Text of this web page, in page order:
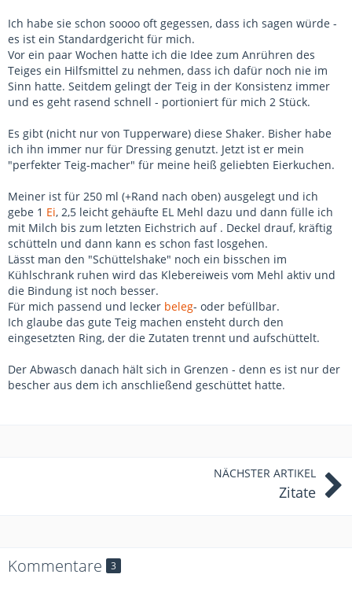
Ich habe sie schon soooo oft gegessen, dass ich sagen würde -
es ist ein Standardgericht für mich.
Vor ein paar Wochen hatte ich die Idee zum Anrühren des
Teiges ein Hilfsmittel zu nehmen, dass ich dafür noch nie im
Sinn hatte. Seitdem gelingt der Teig in der Konsistenz immer
und es geht rasend schnell - portioniert für mich 2 Stück.
Es gibt (nicht nur von Tupperware) diese Shaker. Bisher habe
ich ihn immer nur für Dressing genutzt. Jetzt ist er mein
"perfekter Teig-macher" für meine heiß geliebten Eierkuchen.
Meiner ist für 250 ml (+Rand nach oben) ausgelegt und ich
gebe 1 Ei, 2,5 leicht gehäufte EL Mehl dazu und dann fülle ich
mit Milch bis zum letzten Eichstrich auf . Deckel drauf, kräftig
schütteln und dann kann es schon fast losgehen.
Lässt man den "Schüttelshake" noch ein bisschen im
Kühlschrank ruhen wird das Klebereiweis vom Mehl aktiv und
die Bindung ist noch besser.
Für mich passend und lecker beleg- oder befüllbar.
Ich glaube das gute Teig machen ensteht durch den
eingesetzten Ring, der die Zutaten trennt und aufschüttelt.
Der Abwasch danach hält sich in Grenzen - denn es ist nur der
bescher aus dem ich anschließend geschüttet hatte.
NÄCHSTER ARTIKEL
Zitate
Kommentare 3